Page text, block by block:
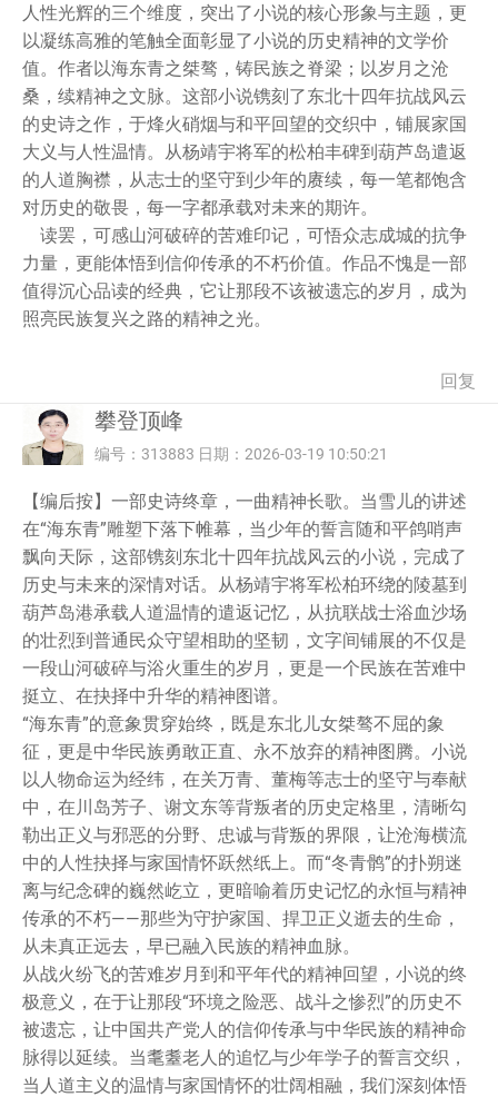
人性光辉的三个维度，突出了小说的核心形象与主题，更
以凝练高雅的笔触全面彰显了小说的历史精神的文学价
值。作者以海东青之桀骜，铸民族之脊梁；以岁月之沧
桑，续精神之文脉。这部小说镌刻了东北十四年抗战风云
的史诗之作，于烽火硝烟与和平回望的交织中，铺展家国
大义与人性温情。从杨靖宇将军的松柏丰碑到葫芦岛遣返
的人道胸襟，从志士的坚守到少年的赓续，每一笔都饱含
对历史的敬畏，每一字都承载对未来的期许。
读罢，可感山河破碎的苦难印记，可悟众志成城的抗争
力量，更能体悟到信仰传承的不朽价值。作品不愧是一部
值得沉心品读的经典，它让那段不该被遗忘的岁月，成为
照亮民族复兴之路的精神之光。
回复
攀登顶峰
编号：313883 日期：2026-03-19 10:50:21
【编后按】一部史诗终章，一曲精神长歌。当雪儿的讲述
在“海东青”雕塑下落下帷幕，当少年的誓言随和平鸽哨声
飘向天际，这部镌刻东北十四年抗战风云的小说，完成了
历史与未来的深情对话。从杨靖宇将军松柏环绕的陵墓到
葫芦岛港承载人道温情的遣返记忆，从抗联战士浴血沙场
的壮烈到普通民众守望相助的坚韧，文字间铺展的不仅是
一段山河破碎与浴火重生的岁月，更是一个民族在苦难中
挺立、在抉择中升华的精神图谱。
“海东青”的意象贯穿始终，既是东北儿女桀骜不屈的象
征，更是中华民族勇敢正直、永不放弃的精神图腾。小说
以人物命运为经纬，在关万青、董梅等志士的坚守与奉献
中，在川岛芳子、谢文东等背叛者的历史定格里，清晰勾
勒出正义与邪恶的分野、忠诚与背叛的界限，让沧海横流
中的人性抉择与家国情怀跃然纸上。而“冬青鹘”的扑朔迷
离与纪念碑的巍然屹立，更暗喻着历史记忆的永恒与精神
传承的不朽——那些为守护家国、捍卫正义逝去的生命，
从未真正远去，早已融入民族的精神血脉。
从战火纷飞的苦难岁月到和平年代的精神回望，小说的终
极意义，在于让那段“环境之险恶、战斗之惨烈”的历史不
被遗忘，让中国共产党人的信仰传承与中华民族的精神命
脉得以延续。当耄耋老人的追忆与少年学子的誓言交织，
当人道主义的温情与家国情怀的壮阔相融，我们深刻体悟